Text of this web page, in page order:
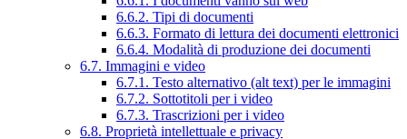
6.6.2. Tipi di documenti
6.6.3. Formato di lettura dei documenti elettronici
6.6.4. Modalità di produzione dei documenti
6.7. Immagini e video
6.7.1. Testo alternativo (alt text) per le immagini
6.7.2. Sottotitoli per i video
6.7.3. Trascrizioni per i video
6.8. Proprietà intellettuale e privacy